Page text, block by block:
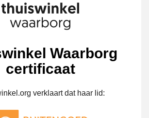
Waarborg
certificaat
verklaart dat haar lid: